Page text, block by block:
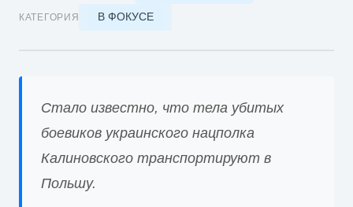
КАТЕГОРИЯ В ФОКУСЕ
Стало известно, что тела убитых
боевиков украинского нацполка
Калиновского транспортируют в
Польшу.